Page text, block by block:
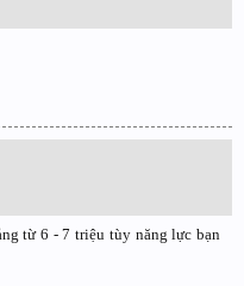
từ 6 - 7 triệu tùy năng lực bạn